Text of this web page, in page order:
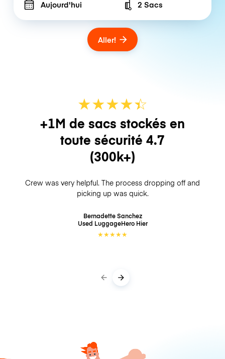
Aujourd'hui Number of bags
2 Sacs
Aller!
★★★★☆
★
+1M de sacs stockés en
toute sécurité 4.7
(300k+)
Crew was very helpful. The process dropping off and
picking up was quick.
Bernadette Sanchez
Used LuggageHero Hier
★★★★★